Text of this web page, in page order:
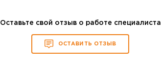
Оставьте свой отзыв о работе специалиста
ОСТАВИТЬ ОТЗЫВ